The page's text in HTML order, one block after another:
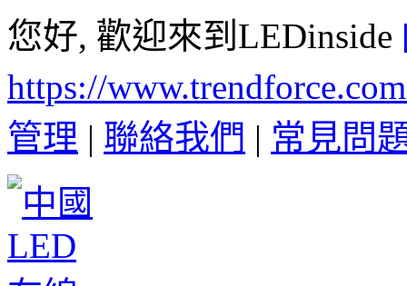
您好, 歡迎來到LEDinside
https://
管理 | 聯絡我們 | 常見問